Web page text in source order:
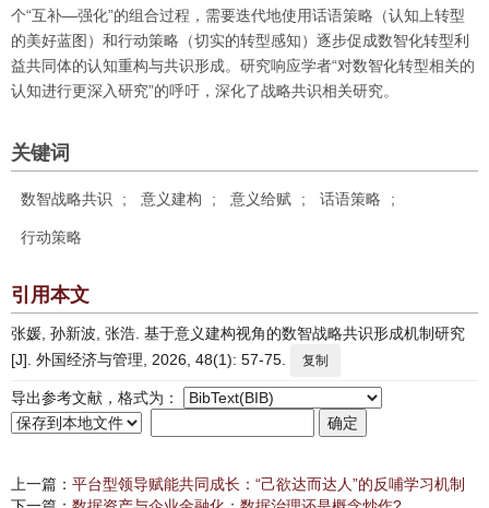
个“互补—强化”的组合过程，需要迭代地使用话语策略（认知上转型
的美好蓝图）和行动策略（切实的转型感知）逐步促成数智化转型利
益共同体的认知重构与共识形成。研究响应学者“对数智化转型相关的
认知进行更深入研究”的呼吁，深化了战略共识相关研究。
关键词
数智战略共识 ; 意义建构 ; 意义给赋 ; 话语策略 ;
行动策略
引用本文
张媛, 孙新波, 张浩. 基于意义建构视角的数智战略共识形成机制研究
[J]. 外国经济与管理, 2026, 48(1): 57-75.
复制
导出参考文献，格式为：
上一篇： 平台型领导赋能共同成长：“己欲达而达人”的反哺学习机制